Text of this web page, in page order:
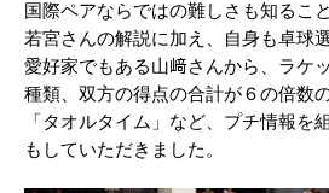
国際ペアならではの難しさも知るこ
若宮さんの解説に加え、自身も卓球
愛好家でもある山﨑さんから、ラケ
種類、双方の得点の合計が６の倍数
「タオルタイム」など、プチ情報を
もしていただきました。